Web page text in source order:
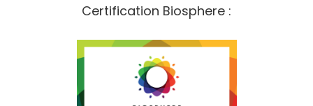
Certification Biosphere :